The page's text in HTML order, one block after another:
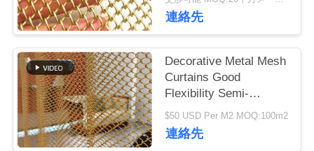
ツ
ア
ー
品
6mm の金属
連絡先
Decorative Metal Mesh
Curtains Good
Flexibility Semi-
transparent For Your
High-class Decorative
Purpose
$50 USD Per M2 MOQ:100m2
連絡先